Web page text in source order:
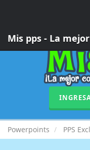
Mis pps - La
Powerpoints PPS